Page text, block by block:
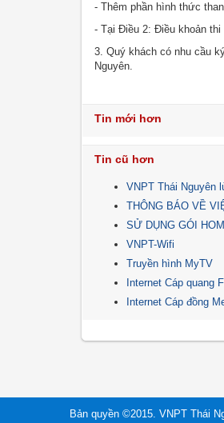
- Thêm phần hình thức
- Tại Điều 2: Điều khoản thi
3. Quý khách có nhu cầu
Nguyên.
Tin mới hơn
Tin cũ hơn
VNPT Thái Nguyên
THÔNG BÁO VỀ
SỬ DỤNG GÓI
VNPT-Wifi
Truyền hình MyTV
Internet Cáp quang
Internet Cáp đồng
Bản quyền ©2015. VNPT Thái